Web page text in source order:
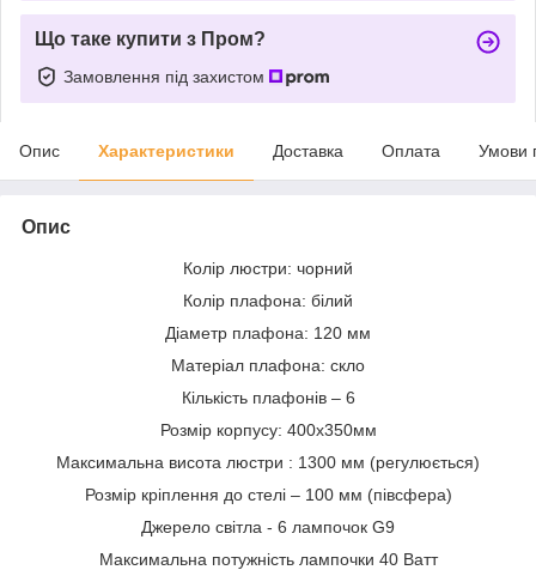
Що таке купити з Пром?
Замовлення під захистом
Опис Характеристики Доставка Оплата Умови
Опис
Колір люстри: чорний
Колір плафона: білий
Діаметр плафона: 120 мм
Матеріал плафона: скло
Кількість плафонів – 6
Розмір корпусу: 400х350мм
Максимальна висота люстри : 1300 мм (регулюється)
Розмір кріплення до стелі – 100 мм (півсфера)
Джерело світла - 6 лампочок G9
Максимальна потужність лампочки 40 Ватт